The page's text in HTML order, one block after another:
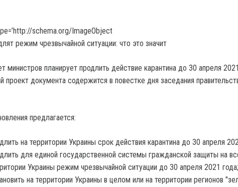
schema.org/ImageObject
министров планирует продлить действие карантина до 30 апреля
проект документа содержится в повестке дня заседания
предлагается:
на территории Украины срок действия карантина до З0 апреля
для единой государственной системы гражданской защиты на
Украины режим чрезвычайной ситуации до 30 апреля 2021 года;
на территории Украины в целом или на территории регионов